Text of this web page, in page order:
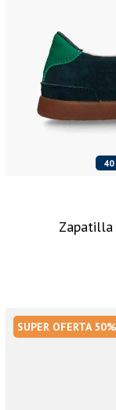
40
Zapatilla
SUPER OFERTA 50%